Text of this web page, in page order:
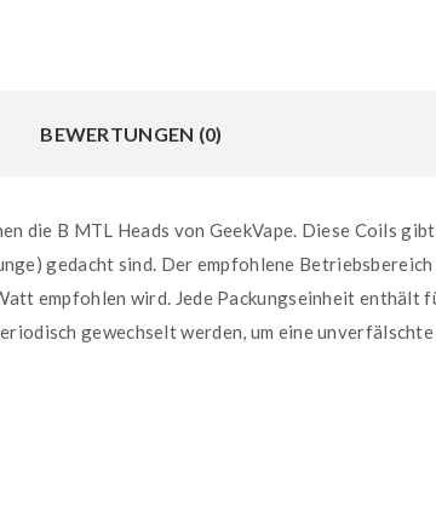
BEWERTUNGEN (0)
die B MTL Heads von GeekVape. Diese Coils
gedacht sind. Der empfohlene
empfohlen wird. Jede Packungseinheit enthält
gewechselt werden, um eine